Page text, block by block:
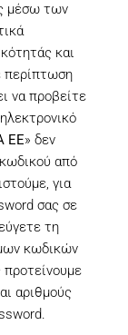
μέσω των
και
περίπτωση
να προβείτε
ΕΕ» δεν
από
για
σας σε
τη
κωδικών
αριθμούς